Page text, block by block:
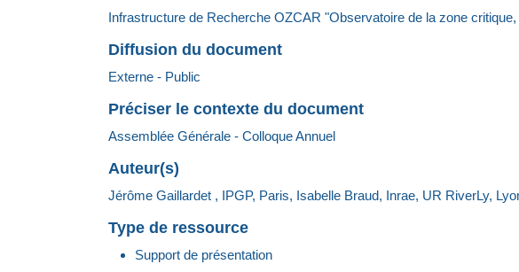
Infrastructure de Recherche OZCAR "Observatoire de la zone
Diffusion du document
Externe - Public
Préciser le contexte du document
Assemblée Générale - Colloque Annuel
Auteur(s)
Jérôme Gaillardet , IPGP, Paris, Isabelle Braud, Inrae, UR RiverLy,
Type de ressource
Support de présentation